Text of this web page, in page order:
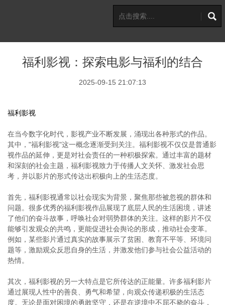
福利影视：探索电影与福利的结合
2025-09-15 21:07:13
福利影视
在当今数字化时代，影视产业不断发展，涌现出各种形式的作品。
其中，"福利影视"这一概念逐渐受到关注。福利影视不仅仅是普通影
视作品的延伸，更是对社会责任的一种积极探索。通过丰富的题材
和深刻的社会主题，福利影视致力于传播人文关怀、激发社会思
考，并以影片的形式传达出积极向上的生活态度。
首先，福利影视通常以社会现实为背景，聚焦那些被忽视的群体和
问题。很多优秀的福利影视作品展现了底层人民的生活困境，讲述
了他们的奋斗故事，呼唤社会对弱势群体的关注。这样的影片不仅
能够引发观众的共鸣，更能促进社会舆论的形成，推动社会变革。
例如，某些影片通过真实的故事展示了贫困、教育不平等、环境问
题等，激励观众反思自身的生活，并激发他们参与社会公益活动的
热情。
其次，福利影视的另一大特点是它所传达的正能量。许多福利影片
通过展现人性中的善良、勇气和希望，向观众传递积极的生活态
度。无论是面对困境的勇敢坚守，还是在逆境中不屈不挠的奋斗，